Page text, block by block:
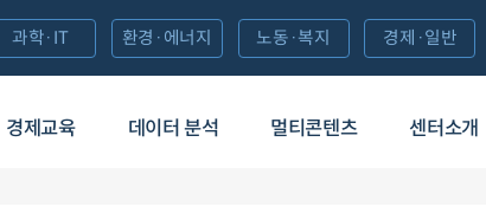
경제교육 데이터 분석 멀티콘텐츠 센터소개
과학·IT 환경·에너지 노동·복지 경제·일반